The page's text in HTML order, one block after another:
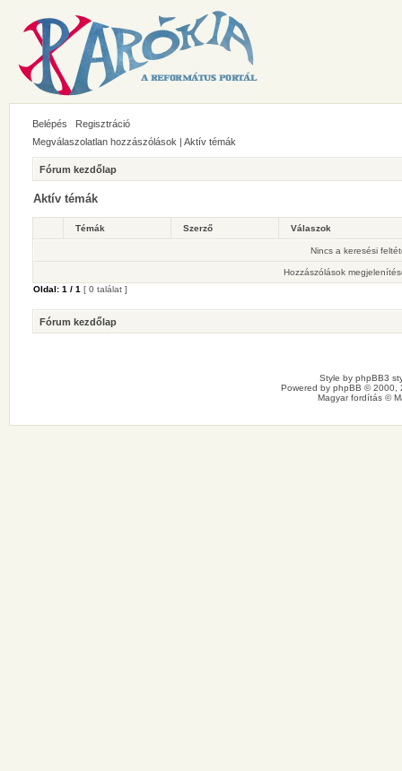
Belépés
Regisztráció
Megválaszolatlan hozzászólások | Aktív témák
Fórum kezdőlap
Aktív témák
Témák Szerző Válaszok
Nincs a keresési
Hozzászólások
Oldal: 1 / 1 [ 0 találat ]
Fórum kezdőlap
Style by phpBB3
Powered by phpBB © 2000,
Magyar fordítás ©